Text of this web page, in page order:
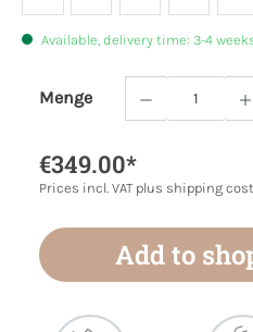
Available, delivery time: 3-4
Menge
Product Quantity:
€349.00*
Prices incl. VAT plus shipping
Add to